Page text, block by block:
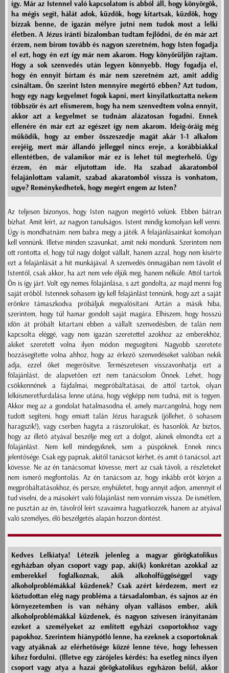
így. Már az Istennel való kapcsolatom is abból áll, hogy könyörgök,
ha mégis segít, hálát adok, küzdök, hogy kitartsak, küzdök, hogy
bízzak benne, de igazán mélyre jutni nem tudok most a lelki
életben. A Jézus iránti bizalomban tudtam fejlődni, de én már azt
érzem, nem bírom tovább és nagyon szeretném, hogy Isten fogadja
el ezt, hogy én ezt így már nem akarom. Hogy könyörüljön rajtam.
Hogy a sok szenvedés után legyen könnyebb. Hogy fogadja el,
hogy én ennyit bírtam és már nem szeretném azt, amit addig
csináltam. Ön szerint Isten mennyire megértő ebben? Azt tudom,
hogy egy nagy kegyelmet fogok kapni, mert kinyilatkoztatta nekem
többször és azt elismerem, hogy ha nem szenvedtem volna ennyit,
akkor azt a kegyelmet se tudnám alázatosan fogadni. Ennek
ellenére én már ezt az egészet így nem akarom. Ideig-óráig még
működik, hogy az ember összeszedje magát akár 1-1 alkalom
erejéig, mert már állandó jelleggel nincs ereje, a korábbiakkal
ellentétben, de valamikor már ez is lehet túl megterhelő. Úgy
érzem, én már eljutottam ide. Ha szabad akaratomból
felajánlottam valamit, szabad akaratomból vissza is vonhatom,
ugye? Reménykedhetek, hogy megért engem az Isten?
Az teljesen bizonyos, hogy Isten nagyon megértő velünk. Ebben bátran
bízhat. Amit leírt, az nagyon tanulságos. Istent mindig komolyan kell venni.
Úgy is mondhatnám: nem babra megy a játék. A felajánlásainkat komolyan
kell vennünk. Illetve minden szavunkat, amit neki mondunk. Szerintem nem
ott rontotta el, hogy túl nagy dolgot vállalt, hanem azzal, hogy nem kísérte
ezt a felajánlását a hit munkájával. A szenvedés önmagában nem távolít el
Istentől, csak akkor, ha azt nem vele éljük meg, hanem nélküle. Attól tartok
Ön is így járt. Volt egy nemes fölajánlása, s azt gondolta, az majd menni fog
saját erőből. Istennek sohasem így kell felajánlást tennünk, hogy azt a saját
erőnkre támaszkodva próbáljuk megvalósítani. Aztán a másik hiba,
szerintem, hogy túl hamar gondolt saját magára. Elhiszem, hogy hosszú
időn át próbált kitartani ebben a vállalt szenvedésben, de talán nem
kapcsolta eléggé, vagy nem igazán szeretettel azokhoz az emberekhöz,
akiket szeretett volna ilyen módon megsegíteni. Nagyobb szeretete
hozzásegítette volna ahhoz, hogy az érkező szenvedéseket valóban nekik
adja, ezzel őket megerősítve. Természetesen visszavonhatja ezt a
fölajánlást, de alapvetően ezt nem tanácsolom Önnek. Lehet, hogy
csökkennének a fájdalmai, megpróbáltatásai, de attól tartok, olyan
lelkiismeretfurdalása lenne utána, hogy végképp nem tudná, mit is tegyen.
Akkor meg az a gondolat hatalmasodna el, amely marcangolná, hogy nem
tudott segíteni, hogy emiatt talán Jézus haragszik (jóllehet, ő sohasem
haragszik!), vagy cserben hagyta a rászorulókat, és hasonlók. Az biztos,
hogy az illető atyával beszélje meg ezt a dolgot, akinek elmondta ezt a
fölajánlást. Nem kell mindegyiknek, sem a püspöknek. Ennek nincs
jelentősége. Csak egy papnak, akitől tanácsot kérhet, és amit ő tanácsol, azt
kövesse. Ne az én tanácsomat kövesse, mert az csak távoli, a részleteket
nem ismerő megfontolás. Az én tanácsom az, hogy inkább erőt kérjen a
megpróbáltatásokhoz, és persze, enyhületet, hogy annyit adjon, amennyit el
tud viselni, de a másokért való fölajánlást nem vonnám vissza. De ismétlem,
ne pusztán az én, távolról leírt szavaimra hagyatkozzék, hanem az atyával
való személyes, élő beszélgetés alapán hozzon döntést.
Kedves Lelkiatya! Létezik jelenleg a magyar görögkatolikus
egyházban olyan csoport vagy pap, aki(k) konkrétan azokkal az
emberekkel foglalkoznak, akik alkoholfüggőséggel vagy
alkoholproblémákkal küzdenek? Csak azért kérdezem, mert ez
köztudottan elég nagy probléma a társadalomban, és sajnos az én
környezetemben is van néhány olyan vallásos ember, akik
alkoholproblémákkal küzdenek, és nagyon szívesen irányítanám
ezeket a személyeket az említett egyházi csoportokhoz vagy
papokhoz. Szerintem hiánypótló lenne, ha ezeknek a csoportoknak
vagy atyáknak az elérhetősége közzé lenne téve, hogy lehessen
kihez fordulni. (Illetve egy zárójeles kérdés: ha esetleg nincs ilyen
csoport vagy atya a hazai görögkatolikus egyházon belül, akkor